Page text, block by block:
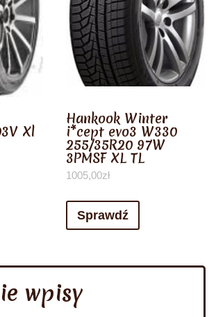
Xl
Hankook Winter
i*cept evo3 W330
255/35R20 97W
3PMSF XL TL
1005,00zł
Sprawdź
wpisy